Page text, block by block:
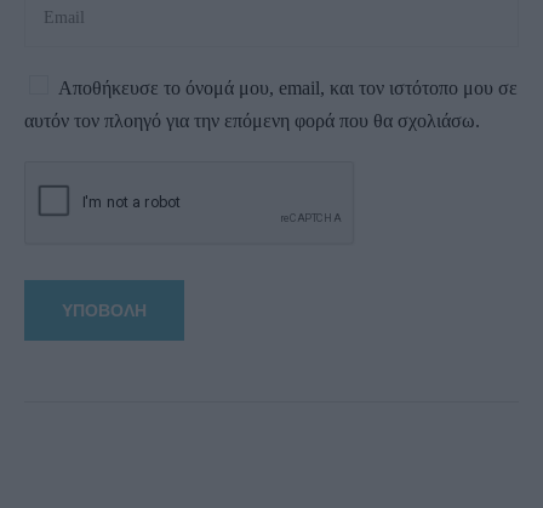
Αποθήκευσε το όνομά μου, email, και τον ιστότοπο μου σε
αυτόν τον πλοηγό για την επόμενη φορά που θα σχολιάσω.